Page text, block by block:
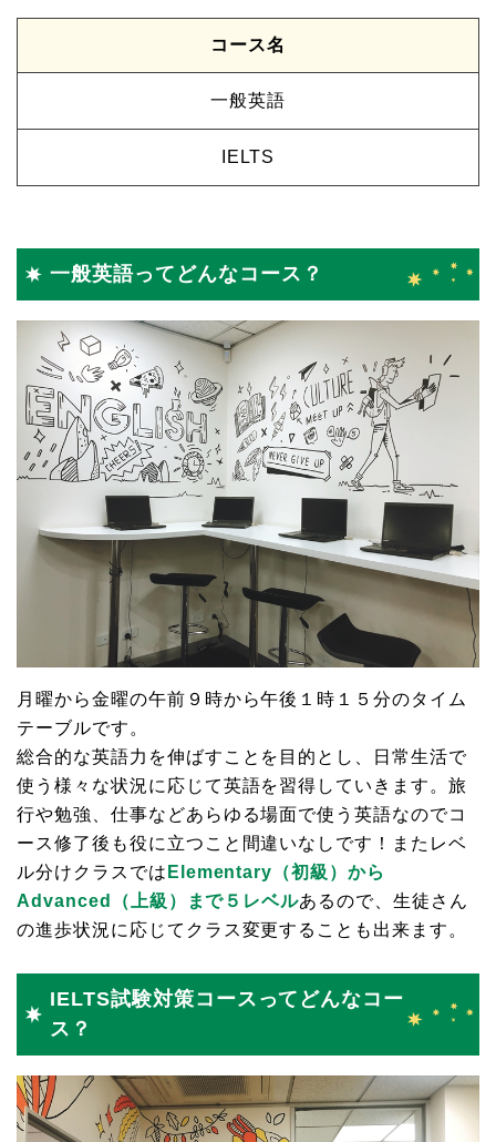
コース名
一般英語
IELTS
一般英語ってどんなコース？
月曜から金曜の午前９時から午後１時１５分のタイム
テーブルです。
総合的な英語力を伸ばすことを目的とし、日常生活で
使う様々な状況に応じて英語を習得していきます。旅
行や勉強、仕事などあらゆる場面で使う英語なのでコ
ース修了後も役に立つこと間違いなしです！またレベ
ル分けクラスでは Elementary（初級）から
Advanced（上級）まで５レベルあるので、生徒さん
の進歩状況に応じてクラス変更することも出来ます。
IELTS試験対策コースってどんなコー
ス？